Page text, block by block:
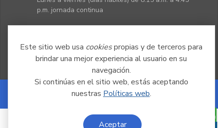
Este sitio web usa cookiespropias y de terceros para
brindar una mejor experiencia al usuario en su
navegación.
Si continúas en el sitio web, estás aceptando
nuestras Políticas web.
Aceptar
p.m. jornada continua
Powered by Nexura